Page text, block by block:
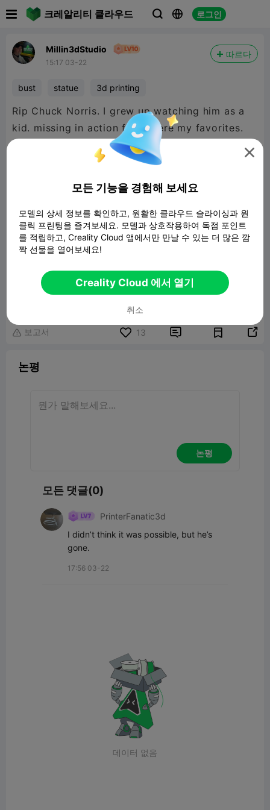
크레알리티 클라우드   로그인
Millin3dStudio
15:17 03-22
따르다
bust statue 3d printing
Rip Chuck Norris. I grew up watching him as a
kid. missing in action films were my favorites.
American Movie Action Actor Chuck
Norris Statue Bust
 보고서 13  
논평
논평
모든 댓글(0)
PrinterFanatic3d
I didn’t think it was possible, but he’s
gone.
17:56 03-22
데이터 없음

모든 기능을 경험해 보세요
모델의 상세 정보를 확인하고, 원활한 클라우드 슬라이싱과 원
클릭 프린팅을 즐겨보세요. 모델과 상호작용하여 독점 포인트
를 적립하고, Creality Cloud 앱에서만 만날 수 있는 더 많은 깜
짝 선물을 열어보세요!
Creality Cloud 에서 열기
취소